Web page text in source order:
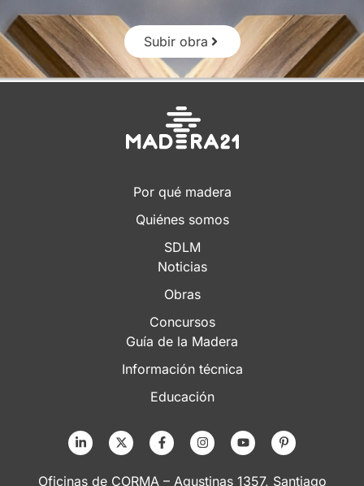
Subir obra
Por qué madera
Quiénes somos
SDLM
Noticias
Obras
Concursos
Guía de la Madera
Información técnica
Educación
Oficinas de CORMA – Agustinas 1357, Santiago